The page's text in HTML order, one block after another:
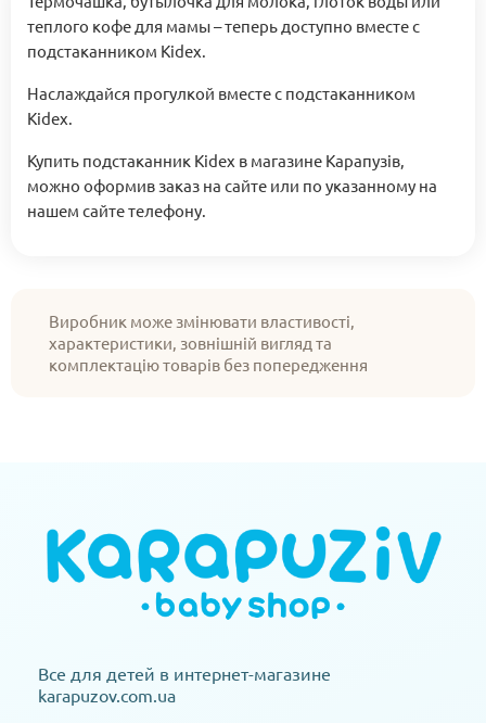
теплого кофе для мамы – теперь доступно вместе с
подстаканником Kidex.
Наслаждайся прогулкой вместе с подстаканником
Kidex.
Купить подстаканник Kidex в магазине Карапузів,
можно оформив заказ на сайте или по указанному на
нашем сайте телефону.
Виробник може змінювати властивості,
характеристики, зовнішній вигляд та
комплектацію товарів без попередження
Все для детей в интернет-магазине
karapuzov.com.ua